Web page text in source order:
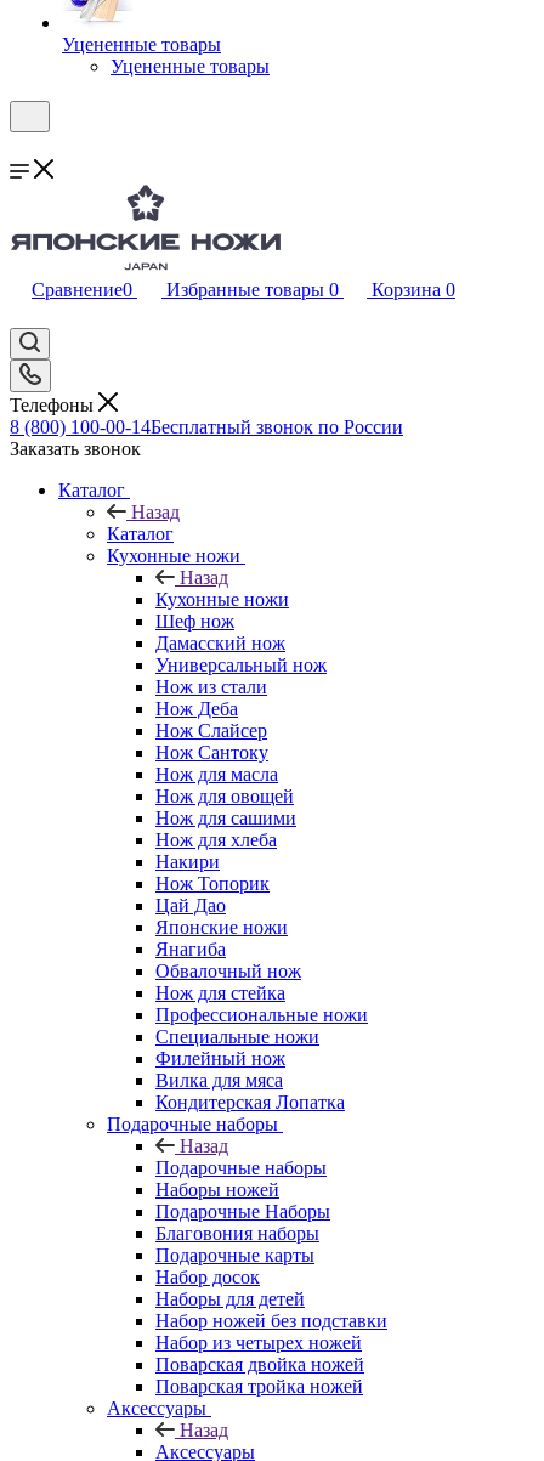
Уцененные товары
Уцененные товары
Сравнение0 Избранные товары 0 Корзина 0
Телефоны
8 (800) 100-00-14Бесплатный звонок по России
Заказать звонок
Каталог
Назад
Каталог
Кухонные ножи
Назад
Кухонные ножи
Шеф нож
Дамасский нож
Универсальный нож
Нож из стали
Нож Деба
Нож Слайсер
Нож Сантоку
Нож для масла
Нож для овощей
Нож для сашими
Нож для хлеба
Накири
Нож Топорик
Цай Дао
Японские ножи
Янагиба
Обвалочный нож
Нож для стейка
Профессиональные ножи
Специальные ножи
Филейный нож
Вилка для мяса
Кондитерская Лопатка
Подарочные наборы
Назад
Подарочные наборы
Наборы ножей
Подарочные Наборы
Благовония наборы
Подарочные карты
Набор досок
Наборы для детей
Набор ножей без подставки
Набор из четырех ножей
Поварская двойка ножей
Поварская тройка ножей
Аксессуары
Назад
Аксессуары